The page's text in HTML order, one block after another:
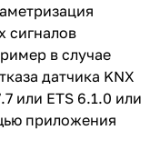
сигналов
в случае
датчика KNX
или ETS 6.1.0 или
приложения